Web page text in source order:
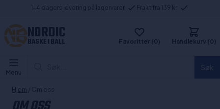
1-4 dagers levering på lagervarer Frakt fra 139 kr
NORDIC
BASKETBALL Favoritter (0) Handlekurv (0)
Menu
Hjem / Om oss